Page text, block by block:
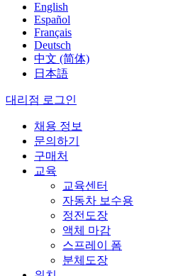
English
Español
Français
Deutsch
中文 (简体)
日本語
대리점 로그인
채용 정보
문의하기
구매처
교육
교육센터
자동차 보수용
정전도장
액체 마감
스프레이 폼
분체도장